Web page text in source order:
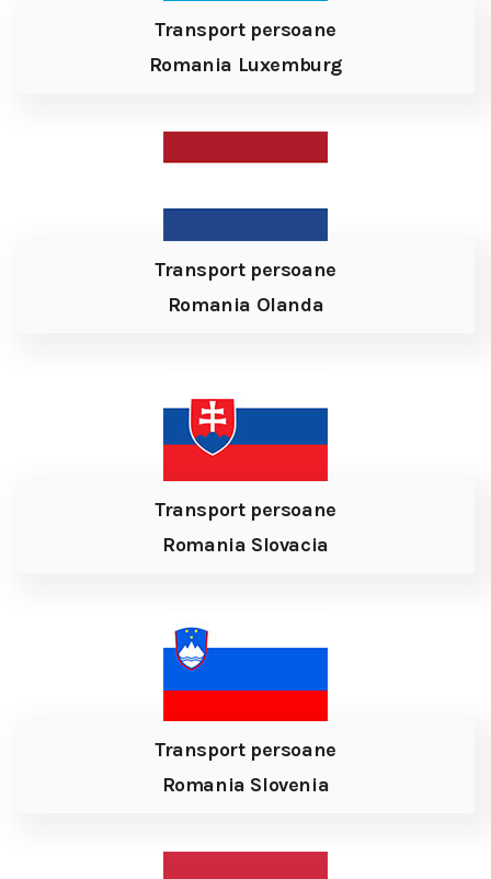
Transport persoane
Romania Luxemburg
Transport persoane
Romania Olanda
Transport persoane
Romania Slovacia
Transport persoane
Romania Slovenia